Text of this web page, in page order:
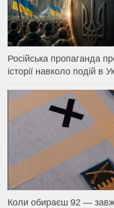
Російська пропаганда
історії навколо подій в
Коли обираєш 92 —